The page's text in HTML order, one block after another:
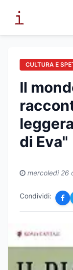
CULTURA E
Il
di Eva"
mercoledì 26
Condividi: